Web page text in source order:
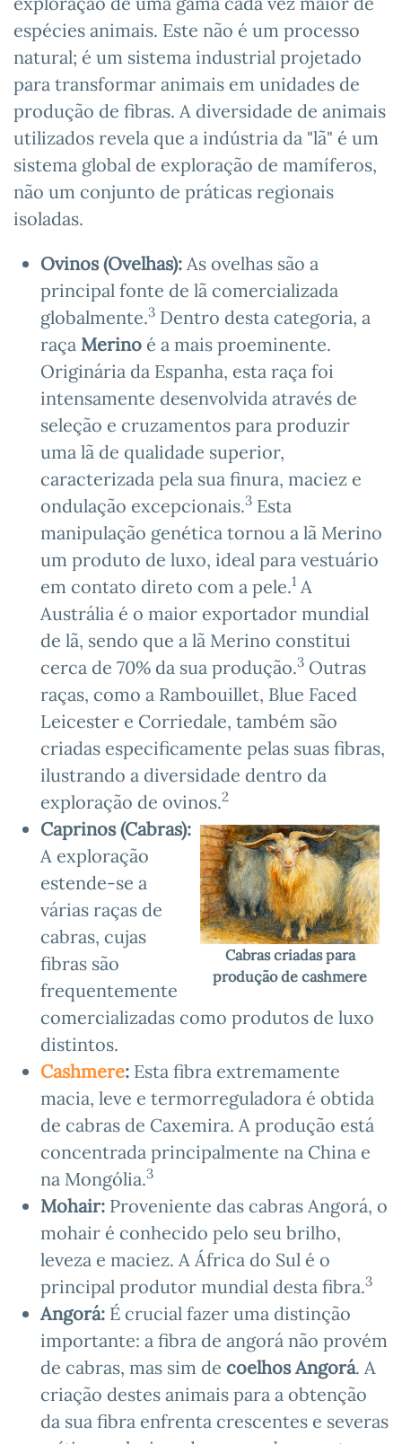
espécies animais. Este não é um processo
natural; é um sistema industrial projetado
para transformar animais em unidades de
produção de fibras. A diversidade de animais
utilizados revela que a indústria da "lã" é um
sistema global de exploração de mamíferos,
não um conjunto de práticas regionais
isoladas.
Ovinos (Ovelhas): As ovelhas são a
principal fonte de lã comercializada
globalmente.3 Dentro desta categoria, a
raça Merino é a mais proeminente.
Originária da Espanha, esta raça foi
intensamente desenvolvida através de
seleção e cruzamentos para produzir
uma lã de qualidade superior,
caracterizada pela sua finura, maciez e
ondulação excepcionais.3 Esta
manipulação genética tornou a lã Merino
um produto de luxo, ideal para vestuário
em contato direto com a pele.1 A
Austrália é o maior exportador mundial
de lã, sendo que a lã Merino constitui
cerca de 70% da sua produção.3 Outras
raças, como a Rambouillet, Blue Faced
Leicester e Corriedale, também são
criadas especificamente pelas suas fibras,
ilustrando a diversidade dentro da
exploração de ovinos.2
Cabras criadas para
produção de cashmere
Caprinos (Cabras):
A exploração
estende-se a
várias raças de
cabras, cujas
fibras são
frequentemente
comercializadas como produtos de luxo
distintos.
Cashmere: Esta fibra extremamente
macia, leve e termorreguladora é obtida
de cabras de Caxemira. A produção está
concentrada principalmente na China e
na Mongólia.3
Mohair: Proveniente das cabras Angorá, o
mohair é conhecido pelo seu brilho,
leveza e maciez. A África do Sul é o
principal produtor mundial desta fibra.3
Angorá: É crucial fazer uma distinção
importante: a fibra de angorá não provém
de cabras, mas sim de coelhos Angorá. A
criação destes animais para a obtenção
da sua fibra enfrenta crescentes e severas